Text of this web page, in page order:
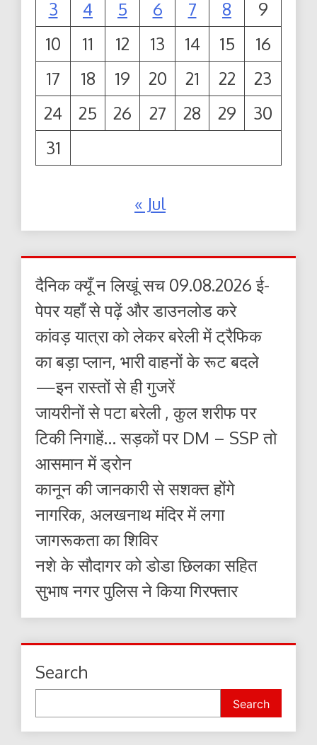
3 4 5 6 7 8
9
10
11 12 13 14 15
16
17
18 19 20 21 22
23
24
25 26 27 28 29
30
31
« Jul
दैनिक क्यूँ न लिखूं सच 09.08.2026 ई-
पेपर यहाँ से पढ़ें और डाउनलोड करे
कांवड़ यात्रा को लेकर बरेली में ट्रैफिक
का बड़ा प्लान, भारी वाहनों के रूट बदले
—इन रास्तों से ही गुजरें
जायरीनों से पटा बरेली , कुल शरीफ पर
टिकी निगाहें… सड़कों पर DM – SSP तो
आसमान में ड्रोन
कानून की जानकारी से सशक्त होंगे
नागरिक, अलखनाथ मंदिर में लगा
जागरूकता का शिविर
नशे के सौदागर को डोडा छिलका सहित
सुभाष नगर पुलिस ने किया गिरफ्तार
Search
Search